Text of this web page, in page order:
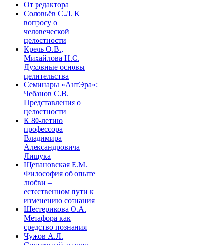
От редактора
Соловьёв С.Л. К
вопросу о
человеческой
целостности
Крель О.В.,
Михайлова Н.С.
Духовные основы
целительства
Семинары «АнтЭра»:
Чебанов С.В.
Представления о
целостности
К 80-летию
профессора
Владимира
Александровича
Лищука
Щепановская Е.М.
Философия об опыте
любви –
естественном пути к
изменению сознания
Шестерикова О.А.
Метафора как
средство познания
Чужов А.Л.